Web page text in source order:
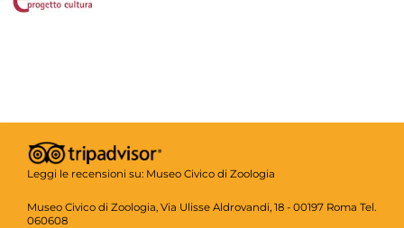
Leggi le recensioni su: Museo Civico di Zoologia
Museo Civico di Zoologia, Via Ulisse Aldrovandi, 18 - 00197 Roma Tel.
060608